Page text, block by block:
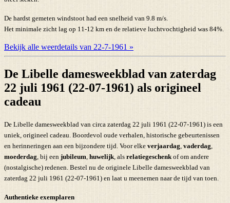
De hardst gemeten windstoot had een snelheid van 9.8 m/s.
Het minimale zicht lag op 11-12 km en de relatieve luchtvochtigheid was 84%.
Bekijk alle weerdetails van 22-7-1961 »
De Libelle damesweekblad van zaterdag
22 juli 1961 (22-07-1961) als origineel
cadeau
De Libelle damesweekblad van circa zaterdag 22 juli 1961 (22-07-1961) is een
uniek, origineel cadeau. Boordevol oude verhalen, historische gebeurtenissen
en herinneringen aan een bijzondere tijd. Voor elke verjaardag, vaderdag,
moederdag, bij een jubileum, huwelijk, als relatiegeschenkof om andere
(nostalgische) redenen. Bestel nu de originele Libelle damesweekblad van
zaterdag 22 juli 1961 (22-07-1961) en laat u meenemen naar de tijd van toen.
Authentieke exemplaren